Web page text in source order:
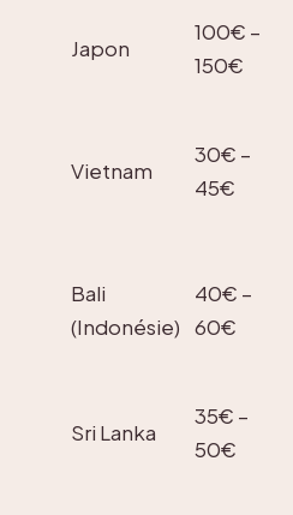
Japon
100€ –
150€
Vietnam
30€ –
45€
Bali
(Indonésie)
40€ –
60€
Sri Lanka
35€ –
50€